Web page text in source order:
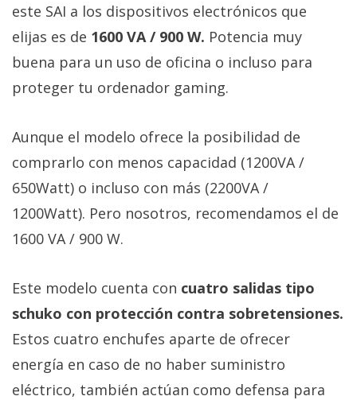
este SAI a los dispositivos electrónicos que
elijas es de 1600 VA / 900 W. Potencia muy
buena para un uso de oficina o incluso para
proteger tu ordenador gaming.
Aunque el modelo ofrece la posibilidad de
comprarlo con menos capacidad (1200VA /
650Watt) o incluso con más (2200VA /
1200Watt). Pero nosotros, recomendamos el de
1600 VA / 900 W.
Este modelo cuenta con cuatro salidas tipo
schuko con protección contra sobretensiones.
Estos cuatro enchufes aparte de ofrecer
energía en caso de no haber suministro
eléctrico, también actúan como defensa para